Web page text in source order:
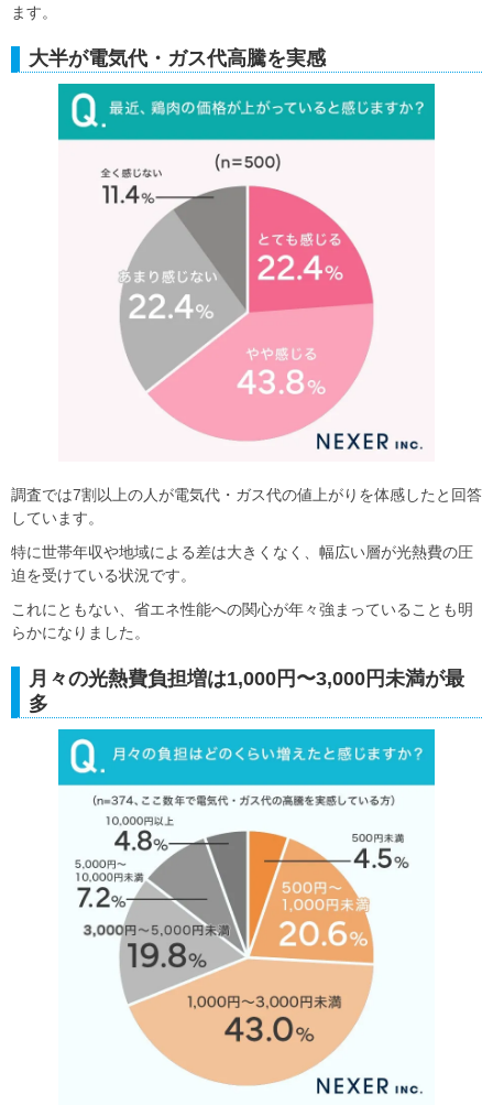
ます。
大半が電気代・ガス代高騰を実感
調査では7割以上の人が電気代・ガス代の値上がりを体感したと回答
しています。
特に世帯年収や地域による差は大きくなく、幅広い層が光熱費の圧
迫を受けている状況です。
これにともない、省エネ性能への関心が年々強まっていることも明
らかになりました。
月々の光熱費負担増は1,000円〜3,000円未満が最
多